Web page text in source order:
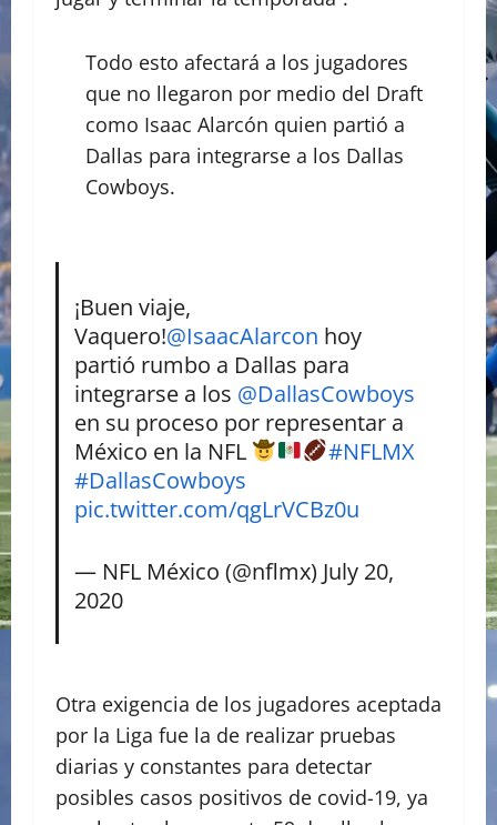
Todo esto afectará a los jugadores
que no llegaron por medio del Draft
como Isaac Alarcón quien partió a
Dallas para integrarse a los Dallas
Cowboys.
¡Buen viaje,
Vaquero!@IsaacAlarcon hoy
partió rumbo a Dallas para
integrarse a los @DallasCowboys
en su proceso por representar a
México en la NFL
#NFLMX
#DallasCowboys
pic.twitter.com/qgLrVCBz0u
— NFL México (@nflmx) July 20,
2020
Otra exigencia de los jugadores aceptada
por la Liga fue la de realizar pruebas
diarias y constantes para detectar
posibles casos positivos de covid-19, ya